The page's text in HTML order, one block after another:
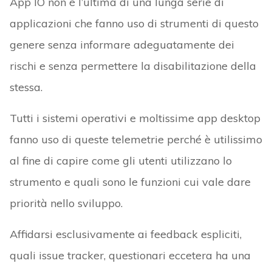
applicazioni che fanno uso di strumenti di questo
genere senza informare adeguatamente dei
rischi e senza permettere la disabilitazione della
stessa.
Tutti i sistemi operativi e moltissime app desktop
fanno uso di queste telemetrie perché è utilissimo
al fine di capire come gli utenti utilizzano lo
strumento e quali sono le funzioni cui vale dare
priorità nello sviluppo.
Affidarsi esclusivamente ai feedback espliciti,
quali issue tracker, questionari eccetera ha una